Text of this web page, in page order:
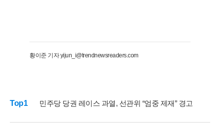
황이준 기자 yijun_i@trendnewsreaders.com
Top1 민주당 당권 레이스 과열, 선관위 “엄중 제재” 경고